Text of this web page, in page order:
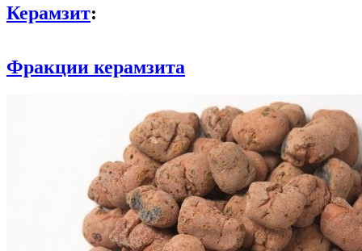
Керамзит:
Фракции керамзита